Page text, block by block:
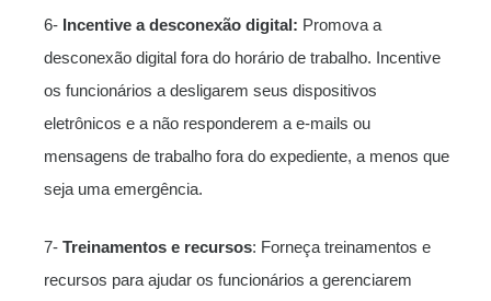
6- Incentive a desconexão digital: Promova a
desconexão digital fora do horário de trabalho. Incentive
os funcionários a desligarem seus dispositivos
eletrônicos e a não responderem a e-mails ou
mensagens de trabalho fora do expediente, a menos que
seja uma emergência.
7- Treinamentos e recursos: Forneça treinamentos e
recursos para ajudar os funcionários a gerenciarem